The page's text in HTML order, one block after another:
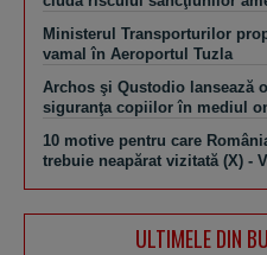
Ministerul Transporturilor
vamal în Aeroportul Tuzla
Archos şi Qustodio lansează
siguranţa copiilor în mediul
10 motive pentru care
trebuie neapărat vizitată (X) -
ULTIMELE DIN